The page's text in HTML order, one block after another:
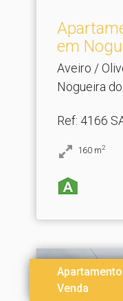
em
Aveiro /
Nogueira
Ref: 4166
160 m2
Apartamento
Venda